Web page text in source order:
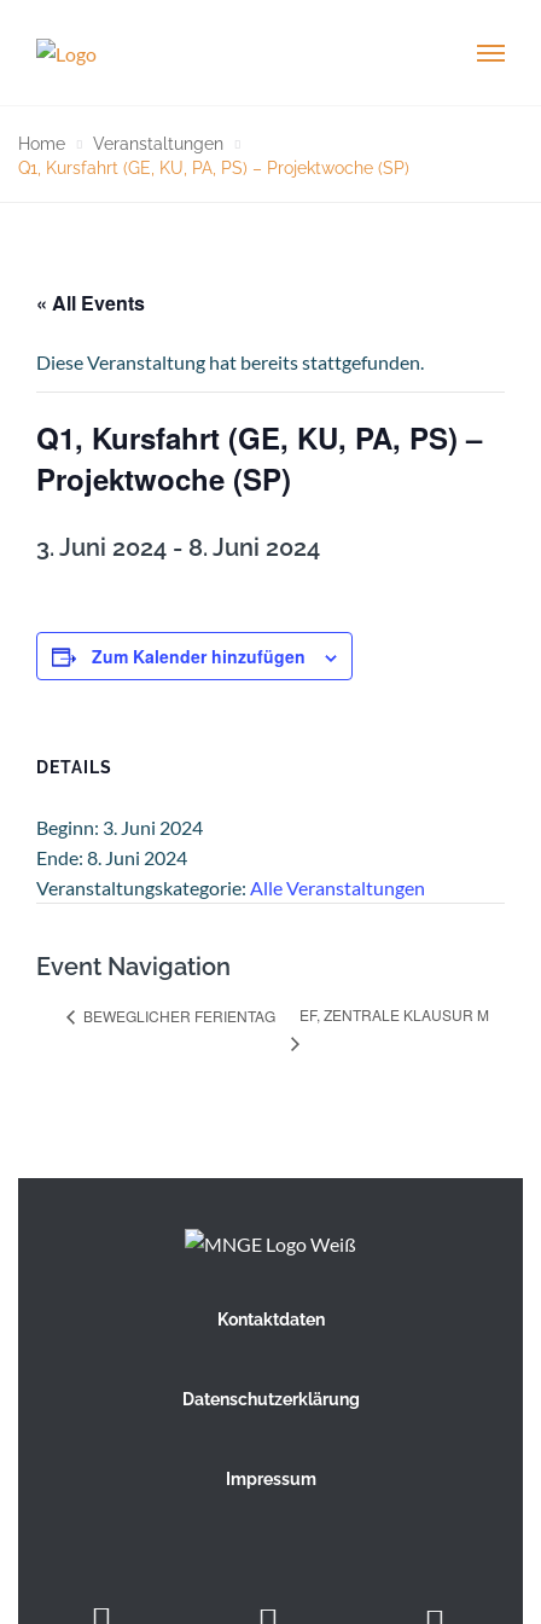
Home
Veranstaltungen
Q1, Kursfahrt (GE, KU, PA, PS) – Projektwoche (SP)
« All Events
Diese Veranstaltung hat bereits stattgefunden.
Q1, Kursfahrt (GE, KU, PA, PS) –
Projektwoche (SP)
3. Juni 2024 - 8. Juni 2024
Zum Kalender hinzufügen
DETAILS
Beginn: 3. Juni 2024
Ende: 8. Juni 2024
Veranstaltungskategorie: Alle Veranstaltungen
Event Navigation
BEWEGLICHER FERIENTAG EF, ZENTRALE KLAUSUR M
Kontaktdaten
Datenschutzerklärung
Impressum